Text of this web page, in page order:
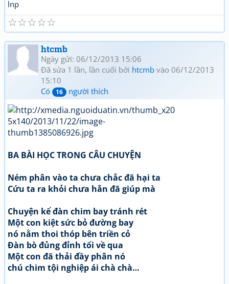
lnp
☆
☆
☆
☆
☆
htcmb
Ngày gửi: 06/12/2013 15:06
Đã sửa 1 lần, lần cuối bởi htcmb vào 06/12/2013
15:10
Có
16 người thích
BA BÀI HỌC TRONG CÂU CHUYỆN
Ném phân vào ta chưa chắc đã hại ta
Cứu ta ra khỏi chưa hẳn đã giúp mà
Chuyện kể đàn chim bay tránh rét
Một con kiệt sức bỏ đường bay
nó nằm thoi thóp bên triền cỏ
Đàn bò đủng đỉnh tối về qua
Một con đã thải đầy phân nó
chú chim tội nghiệp ái chà chà…